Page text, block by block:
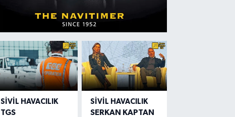
SIVIL HAVACILIK
TGS
SIVIL HAVACILIK
SERKAN KAPTAN